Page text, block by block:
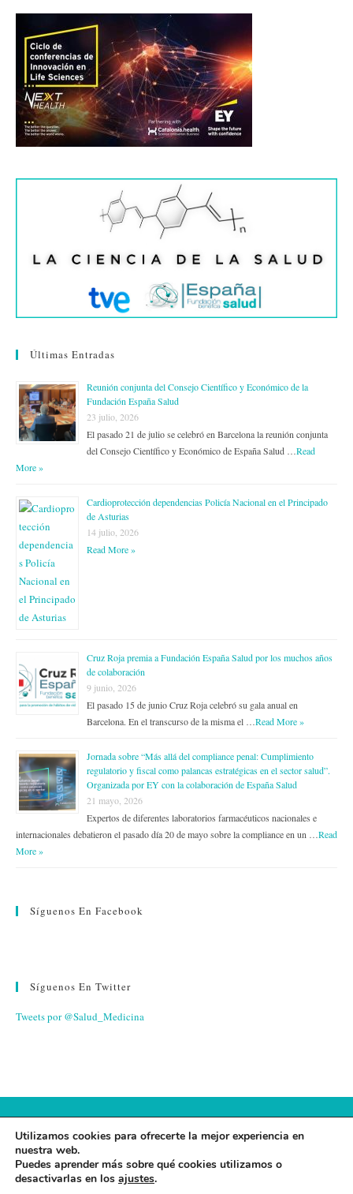
Últimas Entradas
Reunión conjunta del Consejo Científico y Económico de la
Fundación España Salud
23 julio, 2026
El pasado 21 de julio se celebró en Barcelona la reunión conjunta
del Consejo Científico y Económico de España Salud …Read
More »
Cardioprotección dependencias Policía Nacional en el Principado
de Asturias
14 julio, 2026
Read More »
Cruz Roja premia a Fundación España Salud por los muchos años
de colaboración
9 junio, 2026
El pasado 15 de junio Cruz Roja celebró su gala anual en
Barcelona. En el transcurso de la misma el …Read More »
Jornada sobre “Más allá del compliance penal: Cumplimiento
regulatorio y fiscal como palancas estratégicas en el sector salud”.
Organizada por EY con la colaboración de España Salud
21 mayo, 2026
Expertos de diferentes laboratorios farmacéuticos nacionales e
internacionales debatieron el pasado día 20 de mayo sobre la compliance en un …Read
More »
Síguenos En Facebook
Síguenos En Twitter
Tweets por @Salud_Medicina
AVISO LEGAL·POLÍTICA DE PRIVACIDAD·POLÍTICA DE
COOKIES
Utilizamos cookies para ofrecerte la mejor experiencia en
nuestra web.
Puedes aprender más sobre qué cookies utilizamos o
desactivarlas en los ajustes.